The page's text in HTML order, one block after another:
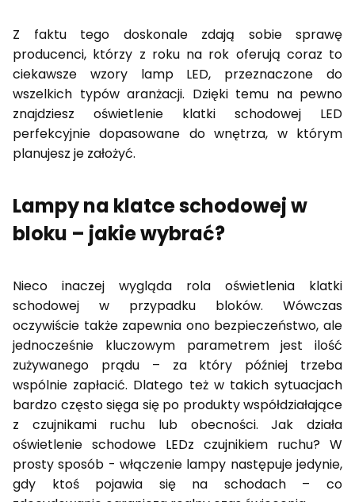
Z faktu tego doskonale zdają sobie sprawę
producenci, którzy z roku na rok oferują coraz to
ciekawsze wzory lamp LED, przeznaczone do
wszelkich typów aranżacji. Dzięki temu na pewno
znajdziesz oświetlenie klatki schodowej LED
perfekcyjnie dopasowane do wnętrza, w którym
planujesz je założyć.
Lampy na klatce schodowej w
bloku – jakie wybrać?
Nieco inaczej wygląda rola oświetlenia klatki
schodowej w przypadku bloków. Wówczas
oczywiście także zapewnia ono bezpieczeństwo, ale
jednocześnie kluczowym parametrem jest ilość
zużywanego prądu – za który później trzeba
wspólnie zapłacić. Dlatego też w takich sytuacjach
bardzo często sięga się po produkty współdziałające
z czujnikami ruchu lub obecności. Jak działa
oświetlenie schodowe LEDz czujnikiem ruchu? W
prosty sposób - włączenie lampy następuje jedynie,
gdy ktoś pojawia się na schodach – co